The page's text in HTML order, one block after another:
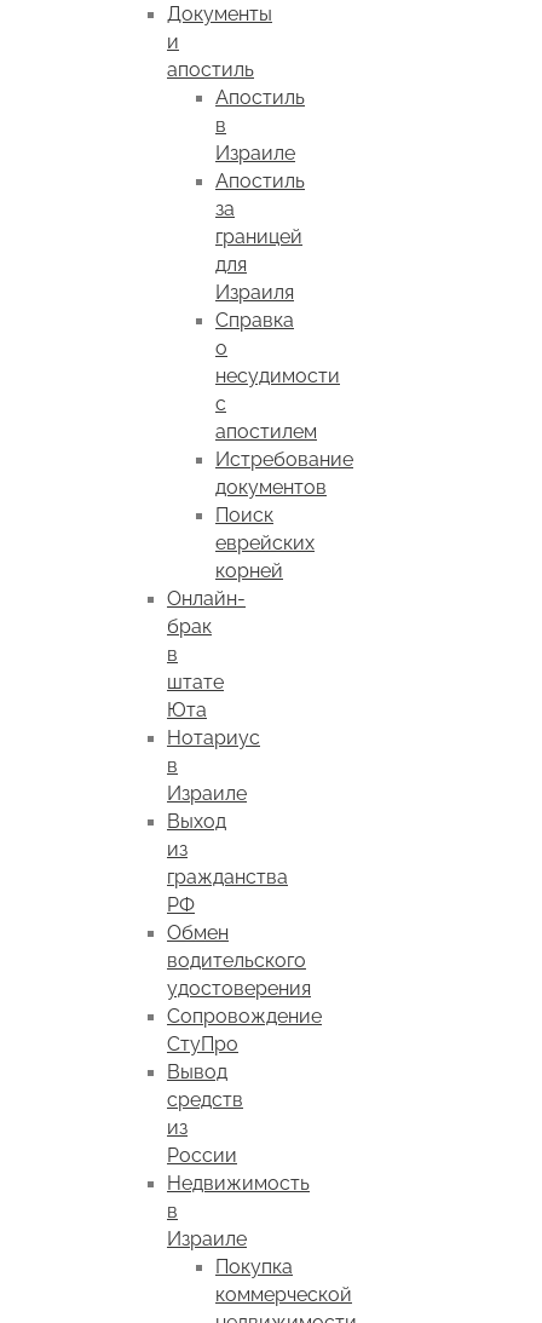
Документы
и
апостиль
Апостиль
в
Израиле
Апостиль
за
границей
для
Израиля
Справка
о
несудимости
с
апостилем
Истребование
документов
Поиск
еврейских
корней
Онлайн-
брак
в
штате
Юта
Нотариус
в
Израиле
Выход
из
гражданства
РФ
Обмен
водительского
удостоверения
Сопровождение
СтуПро
Вывод
средств
из
России
Недвижимость
в
Израиле
Покупка
коммерческой